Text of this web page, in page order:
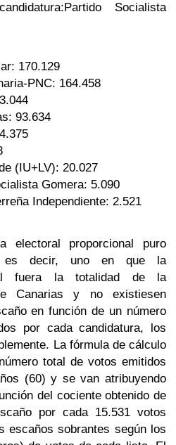
Partido Socialista
170.129
PNC: 164.458
93.634
(IU+LV): 20.027
Gomera: 5.090
Independiente: 2.521
electoral proporcional puro
es decir, uno en que la
fuera la totalidad de la
Canarias y no existiesen
en función de un número
por cada candidatura, los
La fórmula de cálculo
total de votos emitidos
(60) y se van atribuyendo
del cociente obtenido de
por cada 15.531 votos
escaños sobrantes según los